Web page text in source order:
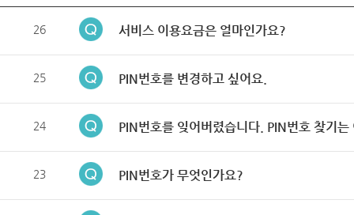
26 서비스 이용요금은 얼마인가요?
25 PIN번호를 변경하고 싶어요.
24 PIN번호를 잊어버렸습니다. PIN번호 찾기는
23 PIN번호가 무엇인가요?